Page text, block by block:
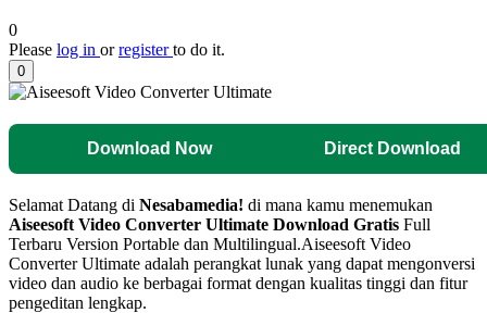
0
Please log in orregisterto do it.
0
Download Now Direct Download
Selamat Datang di Nesabamedia! di mana kamu menemukan
Aiseesoft Video Converter Ultimate Download Gratis Full
Terbaru Version Portable dan Multilingual.Aiseesoft Video
Converter Ultimate adalah perangkat lunak yang dapat mengonversi
video dan audio ke berbagai format dengan kualitas tinggi dan fitur
pengeditan lengkap.